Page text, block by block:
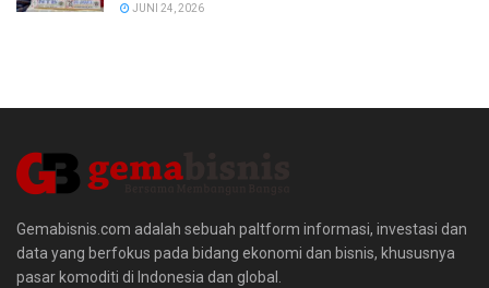
JUNI 24, 2026
Gemabisnis.com adalah sebuah paltform informasi, investasi dan
data yang berfokus pada bidang ekonomi dan bisnis, khususnya
pasar komoditi di Indonesia dan global.